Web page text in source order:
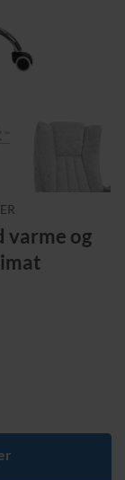
varme og